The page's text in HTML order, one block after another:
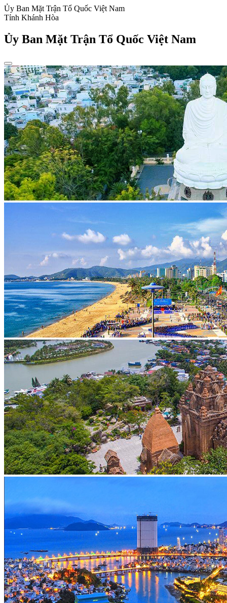
Ủy Ban Mặt Trận Tổ Quốc Việt Nam
Tỉnh Khánh Hòa
Ủy Ban Mặt Trận Tổ Quốc Việt Nam